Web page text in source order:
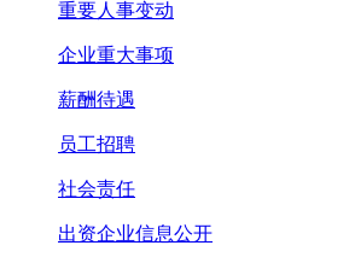
重要人事变动
企业重大事项
薪酬待遇
员工招聘
社会责任
出资企业信息公开